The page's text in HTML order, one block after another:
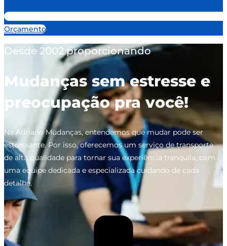
Orçamento
Desde 2002 proporcionando
Mudanças sem estresse e
preocupação pra você!
Na Adriano Mudanças, entendemos que mudar pode ser
estressante. Por isso, oferecemos um serviço de transporte
de alta qualidade para tornar sua experiência tranquila, com
uma equipe dedicada e especializada cuidando de cada
detalhe.